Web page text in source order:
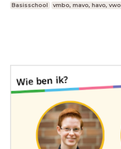
Basisschool
vmbo, mavo, havo, vwo